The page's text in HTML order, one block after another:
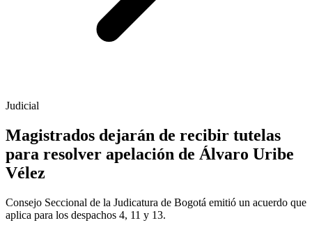
Judicial
Magistrados dejarán de recibir tutelas
para resolver apelación de Álvaro Uribe
Vélez
Consejo Seccional de la Judicatura de Bogotá emitió un acuerdo que
aplica para los despachos 4, 11 y 13.